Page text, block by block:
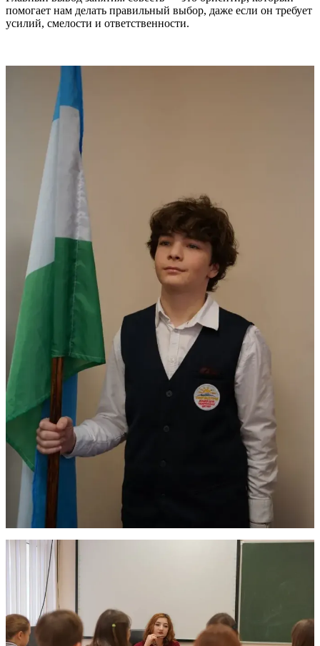
помогает нам делать правильный выбор, даже если он требует
усилий, смелости и ответственности.